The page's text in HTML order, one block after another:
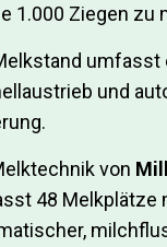
1.000 Ziegen zu
umfasst
und
von
48 Melkplätze